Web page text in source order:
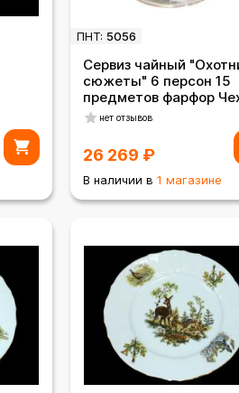
ПНТ: 5056
Сервиз чайный
сюжеты" 6 персон 15
предметов фарфор
нет отзывов
26 269 ₽
В наличии в 1 магазине